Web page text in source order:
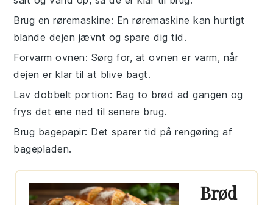
Brug en røremaskine: En røremaskine kan hurtigt
blande dejen jævnt og spare dig tid.
Forvarm ovnen: Sørg for, at ovnen er varm, når
dejen er klar til at blive bagt.
Lav dobbelt portion: Bag to brød ad gangen og
frys det ene ned til senere brug.
Brug bagepapir: Det sparer tid på rengøring af
bagepladen.
Brød